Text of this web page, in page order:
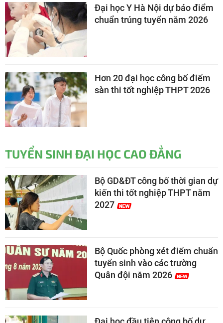
Đại học Y Hà Nội dự báo điểm
chuẩn trúng tuyển năm 2026
Hơn 20 đại học công bố điểm
sàn thi tốt nghiệp THPT 2026
TUYỂN SINH ĐẠI HỌC CAO ĐẲNG
Bộ GD&ĐT công bố thời gian dự
kiến thi tốt nghiệp THPT năm
2027
Bộ Quốc phòng xét điểm chuẩn
tuyển sinh vào các trường
Quân đội năm 2026